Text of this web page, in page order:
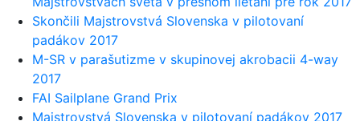
Skončili Majstrovstvá Slovenska v pilotovaní
padákov 2017
M-SR v parašutizme v skupinovej akrobacii 4-way
2017
FAI Sailplane Grand Prix
Majstrovstvá Slovenska v pilotovaní padákov 2017